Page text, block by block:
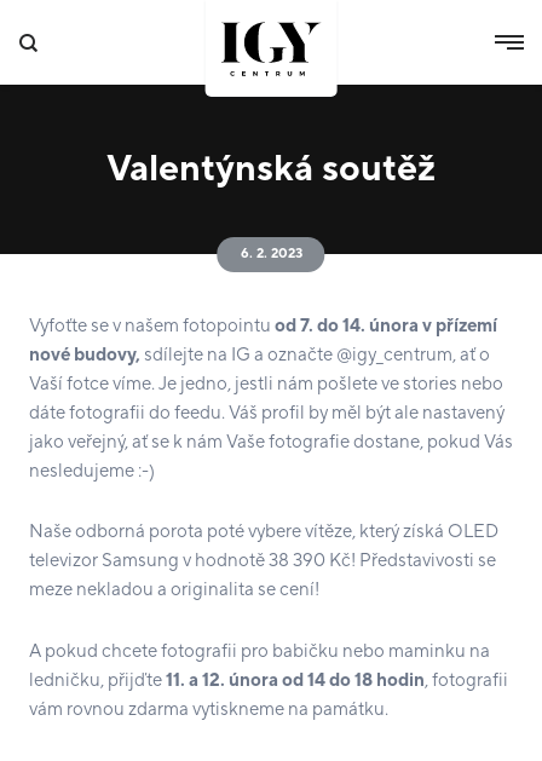
Valentýnská soutěž
6. 2. 2023
Vyfoťte se v našem fotopointu od 7. do 14. února v přízemí
nové budovy, sdílejte na IG a označte @igy_centrum, ať o
Vaší fotce víme. Je jedno, jestli nám pošlete ve stories nebo
dáte fotografii do feedu. Váš profil by měl být ale nastavený
jako veřejný, ať se k nám Vaše fotografie dostane, pokud Vás
nesledujeme :-)
Naše odborná porota poté vybere vítěze, který získá OLED
televizor Samsung v hodnotě 38 390 Kč! Představivosti se
meze nekladou a originalita se cení!
A pokud chcete fotografii pro babičku nebo maminku na
ledničku, přijďte11. a 12. února od 14 do 18 hodin, fotografii
vám rovnou zdarma vytiskneme na památku.